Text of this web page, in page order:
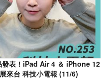
表！iPad Air 4 ＆ iPhone 12
來台 科技小電報 (11/6)